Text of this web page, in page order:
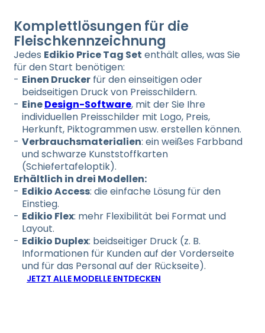
Komplettlösungen für die
Fleischkennzeichnung
Jedes Edikio Price Tag Set enthält alles, was Sie
für den Start benötigen:
Einen Drucker für den einseitigen oder
beidseitigen Druck von Preisschildern.
EineDesign-Software, mit der Sie Ihre
individuellen Preisschilder mit Logo, Preis,
Herkunft, Piktogrammen usw. erstellen können.
Verbrauchsmaterialien: ein weißes Farbband
und schwarze Kunststoffkarten
(Schiefertafeloptik).
Erhältlich in drei Modellen:
Edikio Access: die einfache Lösung für den
Einstieg.
Edikio Flex: mehr Flexibilität bei Format und
Layout.
Edikio Duplex: beidseitiger Druck (z. B.
Informationen für Kunden auf der Vorderseite
und für das Personal auf der Rückseite).
JETZT ALLE MODELLE ENTDECKEN